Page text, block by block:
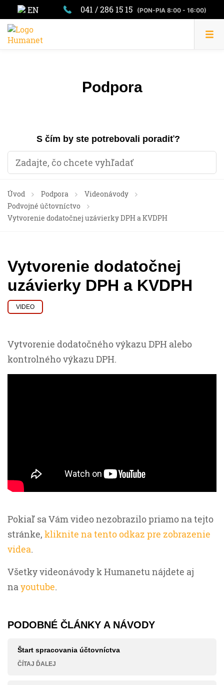
EN 041 / 286 15 15 (PON-PIA 8:00 - 16:00)
Podpora
S čím by ste potrebovali poradiť?
Úvod Podpora
Videonávody
Podvojné účtovníctvo
Vytvorenie dodatočnej uzávierky DPH a KVDPH
Vytvorenie dodatočnej
uzávierky DPH a KVDPH
VIDEO
Vytvorenie dodatočného výkazu DPH alebo
kontrolného výkazu DPH.
Pokiaľ sa Vám video nezobrazilo priamo na tejto
stránke, kliknite na tento odkaz pre zobrazenie
videa.
Všetky videonávody k Humanetu nájdete aj
na youtube.
PODOBNÉ ČLÁNKY A NÁVODY
Štart spracovania účtovníctva
ČÍTAJ ĎALEJ